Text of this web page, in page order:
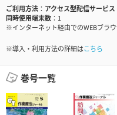
ご利用方法
アクセス型配信サービス
同時使用端末数
1
※インターネット経由でのWEBブラ
※導入・利用方法の詳細はこちら
巻号一覧